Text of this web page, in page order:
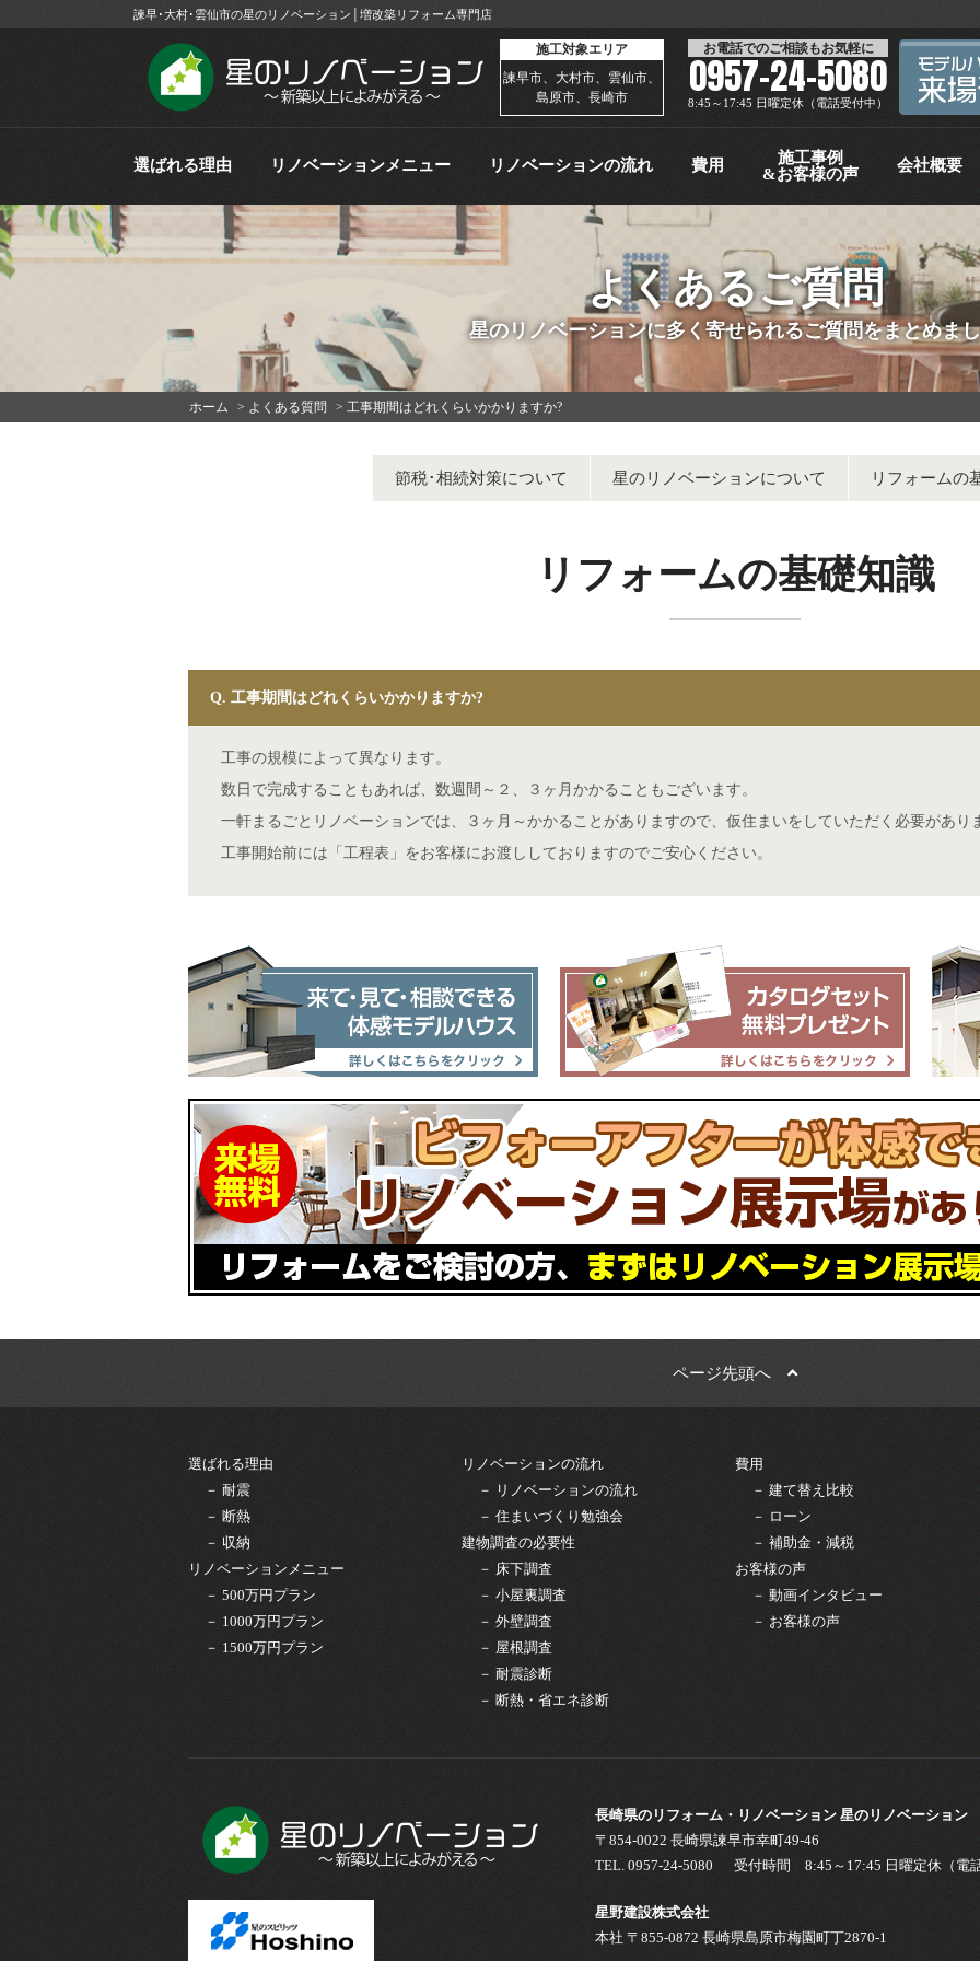
諫早･大村･雲仙市の星のリノベーション│増改築リフォーム専門店
施工対象エリア
諫早市、大村市、雲仙市、
島原市、長崎市
お電話でのご相談もお気軽に
0957-24-5080
8:45～17:45 日曜定休（電話受付中）
選ばれる理由 リノベーションメニュー リノベーションの流れ 費用
施工事例
&お客様の声
会社概要
よくあるご質問
星のリノベーションに多く寄せられるご質問をまとめま
ホーム > よくある質問 > 工事期間はどれくらいかかりますか?
節税･相続対策について 星のリノベーションについて リフォームの
リフォームの基礎知識
Q. 工事期間はどれくらいかかりますか?
工事の規模によって異なります。
数日で完成することもあれば、数週間～２、３ヶ月かかることもございます。
一軒まるごとリノベーションでは、３ヶ月～かかることがありますので、仮住まいをしていただく必要があり
工事開始前には「工程表」をお客様にお渡ししておりますのでご安心ください。
ページ先頭へ
選ばれる理由
－ 耐震
－ 断熱
－ 収納
リノベーションメニュー
－ 500万円プラン
－ 1000万円プラン
－ 1500万円プラン
リノベーションの流れ
－ リノベーションの流れ
－ 住まいづくり勉強会
建物調査の必要性
－ 床下調査
－ 小屋裏調査
－ 外壁調査
－ 屋根調査
－ 耐震診断
－ 断熱・省エネ診断
費用
－ 建て替え比較
－ ローン
－ 補助金・減税
お客様の声
－ 動画インタビュー
－ お客様の声
長崎県のリフォーム・リノベーション 星のリノベーション
〒854-0022 長崎県諫早市幸町49-46
TEL. 0957-24-5080 受付時間 8:45～17:45 日曜定休（電
星野建設株式会社
本社 〒855-0872 長崎県島原市梅園町丁2870-1